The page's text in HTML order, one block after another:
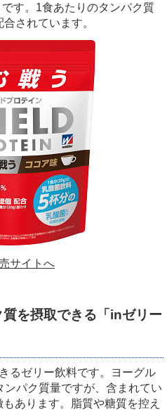
す。1食あたりのタンパク質
されています。
サイトへ
を摂取できる「inゼリー
るゼリー飲料です。ヨーグル
ンパク質量ですが、含まれてい
あります。脂質や糖質を控え